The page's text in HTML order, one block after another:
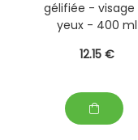
gélifiée - visage
yeux - 400 ml
12.15 €